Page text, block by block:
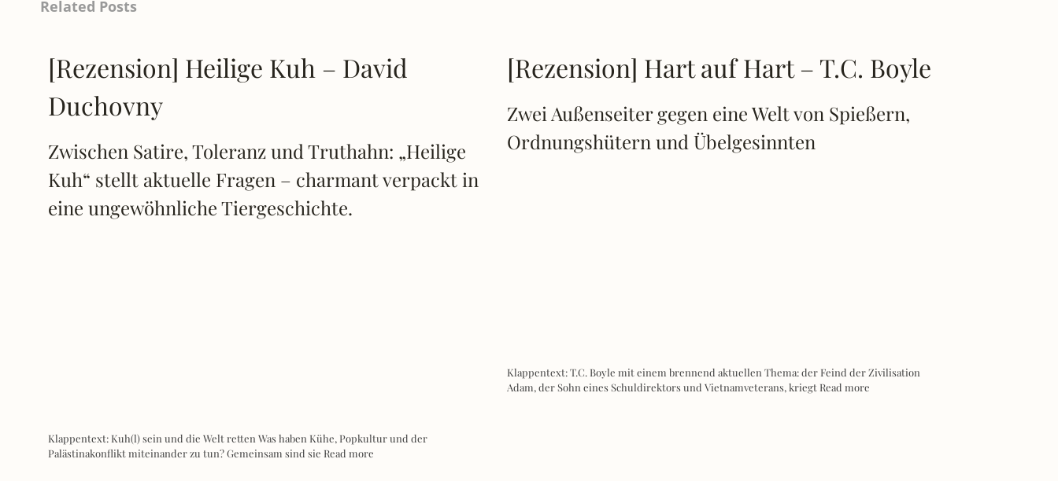
Related Posts
[Rezension] Heilige Kuh – David
Duchovny
Zwischen Satire, Toleranz und Truthahn: „Heilige
Kuh“ stellt aktuelle Fragen – charmant verpackt in
eine ungewöhnliche Tiergeschichte.
Klappentext: Kuh(l) sein und die Welt retten Was haben Kühe, Popkultur und der
Palästinakonflikt miteinander zu tun? Gemeinsam sind sie Read more
[Rezension] Hart auf Hart – T.C. Boyle
Zwei Außenseiter gegen eine Welt von Spießern,
Ordnungshütern und Übelgesinnten
Klappentext: T.C. Boyle mit einem brennend aktuellen Thema: der Feind der Zivilisation
Adam, der Sohn eines Schuldirektors und Vietnamveterans, kriegt Read more